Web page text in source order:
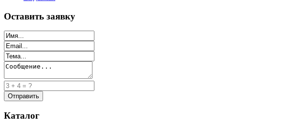
Оставить заявку
Каталог